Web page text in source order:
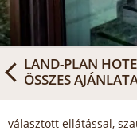
LAND-PLAN
ÖSSZES
választott ellátással,